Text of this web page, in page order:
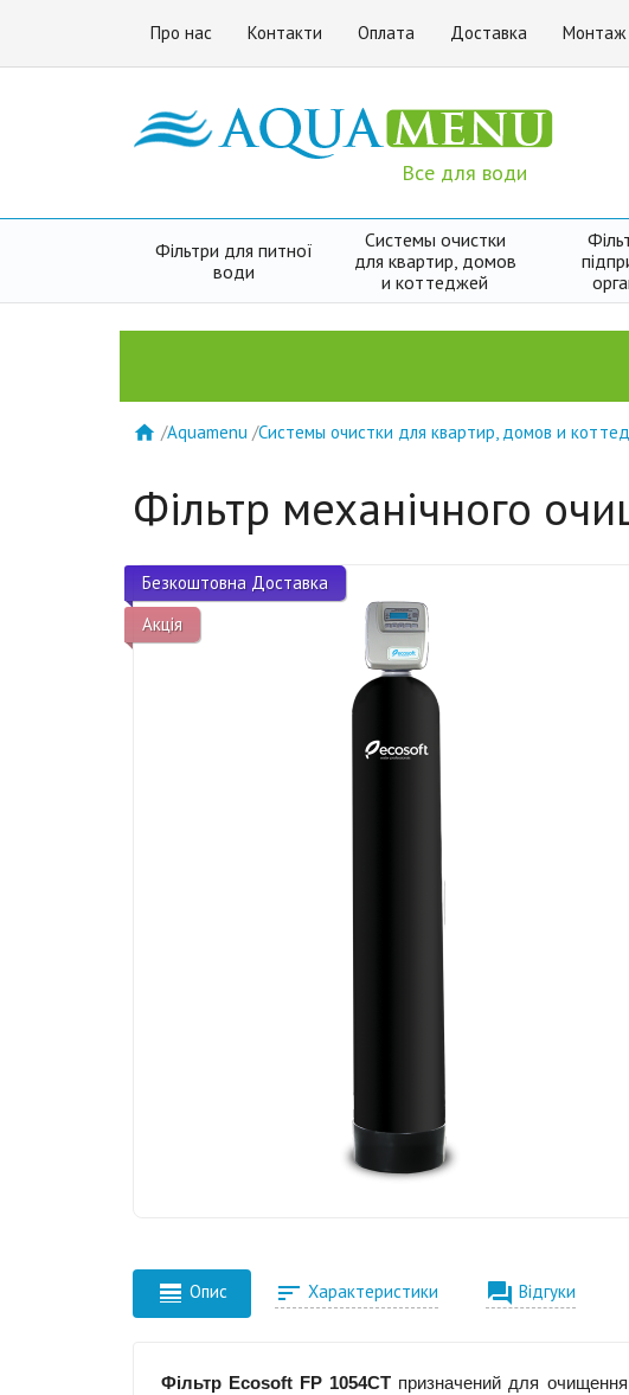
Про нас Контакти Оплата Доставка Монтаж
Все для води
Фільтри для питної
води
Системы очистки
для квартир, домов
и коттеджей
 /Aquamenu /Системы очистки для квартир, домов и
Фільтр механічного
Безкоштовна Доставка
Акція
 Опис  Характеристики  Відгуки
Фільтр Ecosoft FР 1054CT призначений для